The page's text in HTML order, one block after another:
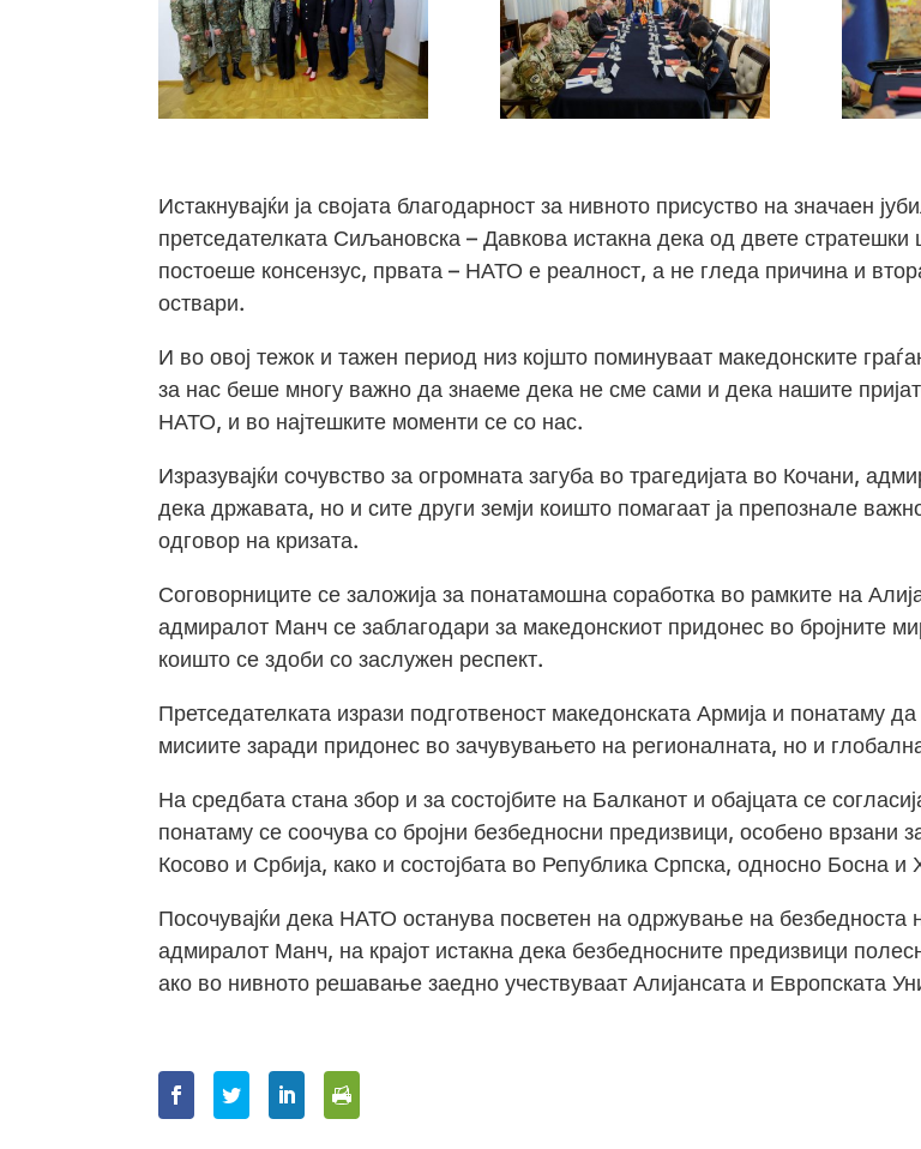
Истакнувајќи ја својата благодарност за нивното присуство на значаен
претседателката Сиљановска – Давкова истакна дека од двете стратешки
постоеше консензус, првата – НАТО е реалност, а не гледа причина и
оствари.
И во овој тежок и тажен период низ којшто поминуваат македонските
за нас беше многу важно да знаеме дека не сме сами и дека нашите
НАТО, и во најтешките моменти се со нас.
Изразувајќи сочувство за огромната загуба во трагедијата во Кочани,
дека државата, но и сите други земји коишто помагаат ја препознале
одговор на кризата.
Соговорниците се заложија за понатамошна соработка во рамките на
адмиралот Манч се заблагодари за македонскиот придонес во бројните
коишто се здоби со заслужен респект.
Претседателката изрази подготвеност македонската Армија и понатаму
мисиите заради придонес во зачувувањето на регионалната, но и
На средбата стана збор и за состојбите на Балканот и обајцата се
понатаму се соочува со бројни безбедносни предизвици, особено врзани
Косово и Србија, како и состојбата во Република Српска, односно Босна и
Посочувајќи дека НАТО останува посветен на одржување на безбедноста
адмиралот Манч, на крајот истакна дека безбедносните предизвици
ако во нивното решавање заедно учествуваат Алијансата и Европската